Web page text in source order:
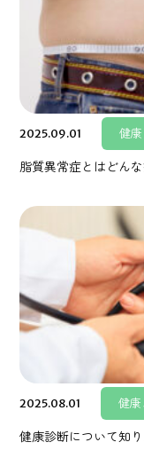
2025.09.01 健
脂質異常症とはどん
2025.08.01 健康
健康診断について知